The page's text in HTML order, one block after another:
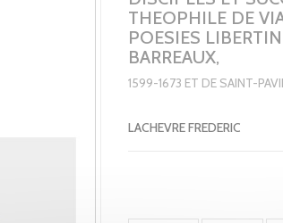
THEOPHILE DE
POESIES
BARREAUX,
1599-1673 ET DE SAINT-
LACHEVRE FREDERIC